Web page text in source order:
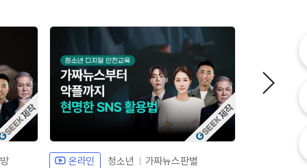
발 강좌G 자체개발 강좌G
온라인 청소년 가짜뉴스판별